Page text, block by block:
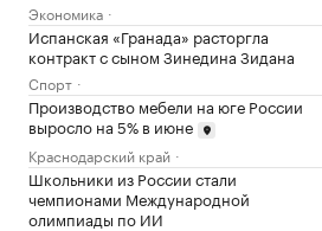
Экономика
Испанская «Гранада» расторгла
контракт с сыном Зинедина Зидана
Спорт
Производство мебели на юге России
выросло на 5% в июне
Краснодарский край
Школьники из России стали
чемпионами Международной
олимпиады по ИИ